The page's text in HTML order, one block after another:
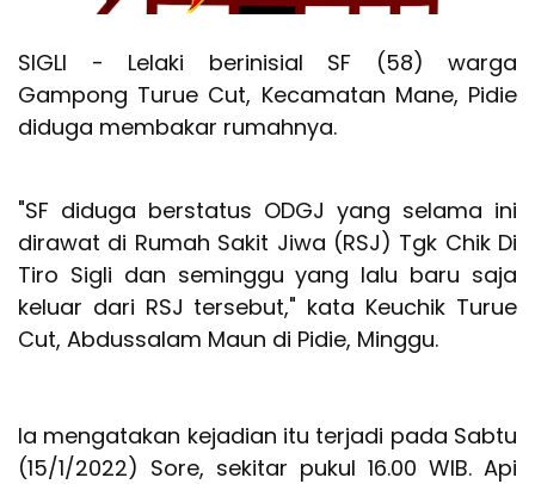
SIGLI - Lelaki berinisial SF (58) warga
Gampong Turue Cut, Kecamatan Mane, Pidie
diduga membakar rumahnya.
"SF diduga berstatus ODGJ yang selama ini
dirawat di Rumah Sakit Jiwa (RSJ) Tgk Chik Di
Tiro Sigli dan seminggu yang lalu baru saja
keluar dari RSJ tersebut," kata Keuchik Turue
Cut, Abdussalam Maun di Pidie, Minggu.
Ia mengatakan kejadian itu terjadi pada Sabtu
(15/1/2022) Sore, sekitar pukul 16.00 WIB. Api